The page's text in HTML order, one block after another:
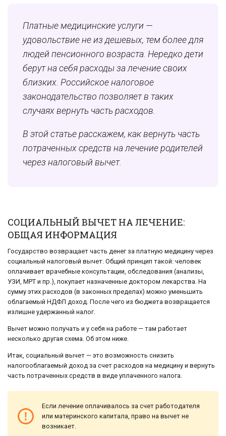
Платные медицинские услуги —
удовольствие не из дешевых, тем более для
людей пенсионного возраста. Нередко дети
берут на себя расходы за лечение своих
близких. Российское налоговое
законодательство позволяет в таких
случаях вернуть часть расходов.
В этой статье расскажем, как вернуть часть
потраченных средств на лечение родителей
через налоговый вычет.
СОЦИАЛЬНЫЙ ВЫЧЕТ НА ЛЕЧЕНИЕ:
ОБЩАЯ ИНФОРМАЦИЯ
Государство возвращает часть денег за платную медицину через
социальный налоговый вычет. Общий принцип такой: человек
оплачивает врачебные консультации, обследования (анализы,
УЗИ, МРТ и пр.), покупает назначенные доктором лекарства. На
сумму этих расходов (в законных пределах) можно уменьшить
облагаемый НДФЛ доход. После чего из бюджета возвращается
излишне удержанный налог.
Вычет можно получать и у себя на работе — там работает
несколько другая схема. Об этом ниже.
Итак, социальный вычет — это возможность снизить
налогооблагаемый доход за счет расходов на медицину и вернуть
часть потраченных средств в виде уплаченного налога.
Если лечение оплачивалось за счет работодателя
или материнского капитала, право на вычет не
возникает.